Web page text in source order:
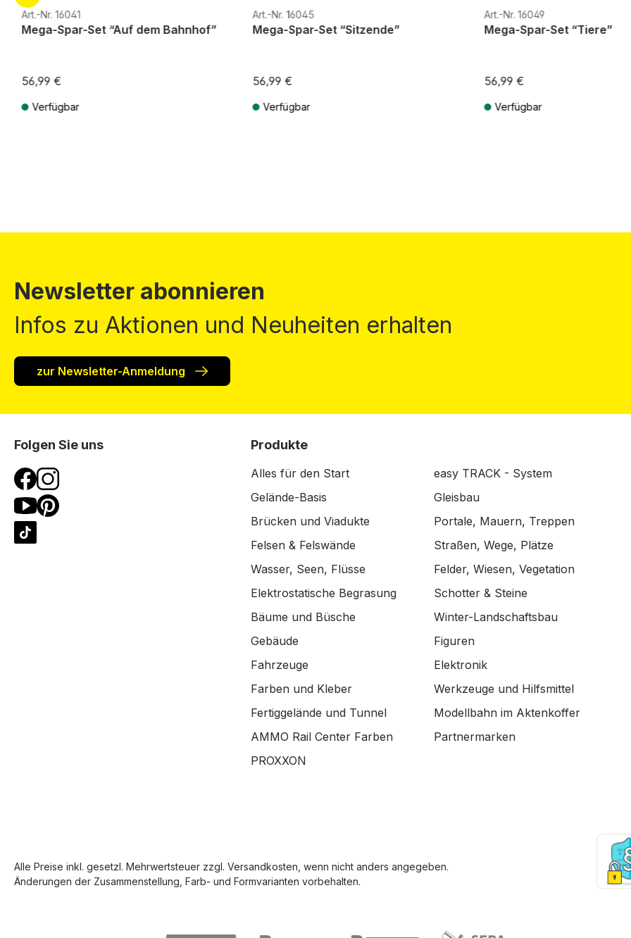
Art.-Nr. 16041
Mega-Spar-Set “Auf dem Bahnhof”
56,99 €
Verfügbar
Art.-Nr. 16045
Mega-Spar-Set “Sitzende”
56,99 €
Verfügbar
Art.-Nr. 16049
Mega-Spar-Set “Tiere”
56,99 €
Verfügbar
Newsletter abonnieren
Infos zu Aktionen und Neuheiten erhalten
zur Newsletter-Anmeldung
Folgen Sie uns Produkte
Alles für den Start
easy TRACK - System
Gelände-Basis
Gleisbau
Brücken und Viadukte
Portale, Mauern, Treppen
Felsen & Felswände
Straßen, Wege, Plätze
Wasser, Seen, Flüsse
Felder, Wiesen, Vegetation
Elektrostatische Begrasung
Schotter & Steine
Bäume und Büsche
Winter-Landschaftsbau
Gebäude
Figuren
Fahrzeuge
Elektronik
Farben und Kleber
Werkzeuge und Hilfsmittel
Fertiggelände und Tunnel
Modellbahn im Aktenkoffer
AMMO Rail Center Farben
Partnermarken
PROXXON
Alle Preise inkl. gesetzl. Mehrwertsteuer zzgl. Versandkosten , wenn nicht anders angegeben.
Änderungen der Zusammenstellung, Farb- und Formvarianten vorbehalten.